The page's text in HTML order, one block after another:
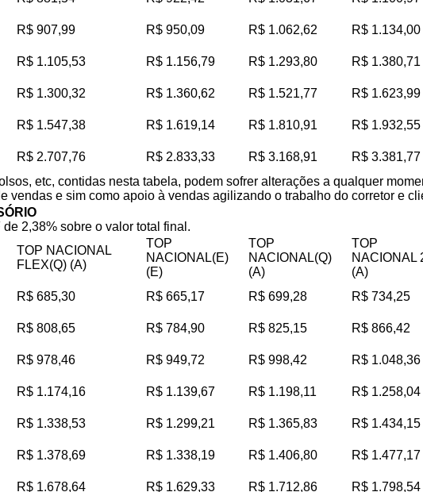
R$ 907,99 R$ 950,09 R$ 1.062,62 R$ 1.134,00
R$ 1.105,53 R$ 1.156,79 R$ 1.293,80 R$ 1.380,71
R$ 1.300,32 R$ 1.360,62 R$ 1.521,77 R$ 1.623,99
R$ 1.547,38 R$ 1.619,14 R$ 1.810,91 R$ 1.932,55
R$ 2.707,76 R$ 2.833,33 R$ 3.168,91 R$ 3.381,77
etc, contidas nesta tabela, podem sofrer alterações a qualquer
vendas e sim como apoio à vendas agilizando o trabalho do corretor e
2,38% sobre o valor total final.
TOP NACIONAL
FLEX(Q) (A)
TOP
NACIONAL(E)
(E)
TOP
NACIONAL(Q)
(A)
TOP
NACIONAL
(A)
R$ 685,30 R$ 665,17 R$ 699,28 R$ 734,25
R$ 808,65 R$ 784,90 R$ 825,15 R$ 866,42
R$ 978,46 R$ 949,72 R$ 998,42 R$ 1.048,36
R$ 1.174,16 R$ 1.139,67 R$ 1.198,11 R$ 1.258,04
R$ 1.338,53 R$ 1.299,21 R$ 1.365,83 R$ 1.434,15
R$ 1.378,69 R$ 1.338,19 R$ 1.406,80 R$ 1.477,17
R$ 1.678,64 R$ 1.629,33 R$ 1.712,86 R$ 1.798,54